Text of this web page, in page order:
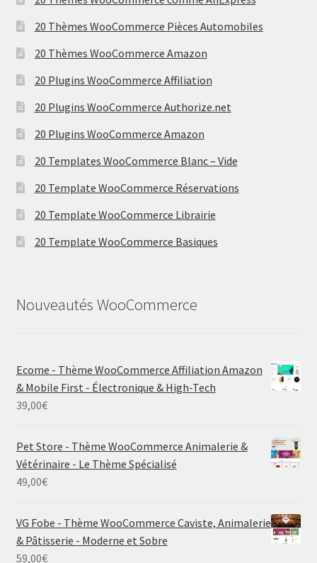
20 Thèmes WooCommerce Pièces Automobiles
20 Thèmes WooCommerce Amazon
20 Plugins WooCommerce Affiliation
20 Plugins WooCommerce Authorize.net
20 Plugins WooCommerce Amazon
20 Templates WooCommerce Blanc – Vide
20 Template WooCommerce Réservations
20 Template WooCommerce Librairie
20 Template WooCommerce Basiques
Nouveautés WooCommerce
Ecome - Thème WooCommerce Affiliation Amazon
& Mobile First - Électronique & High-Tech
39,00€
Pet Store - Thème WooCommerce Animalerie &
Vétérinaire - Le Thème Spécialisé
49,00€
VG Fobe - Thème WooCommerce Caviste, Animalerie
& Pâtisserie - Moderne et Sobre
59,00€